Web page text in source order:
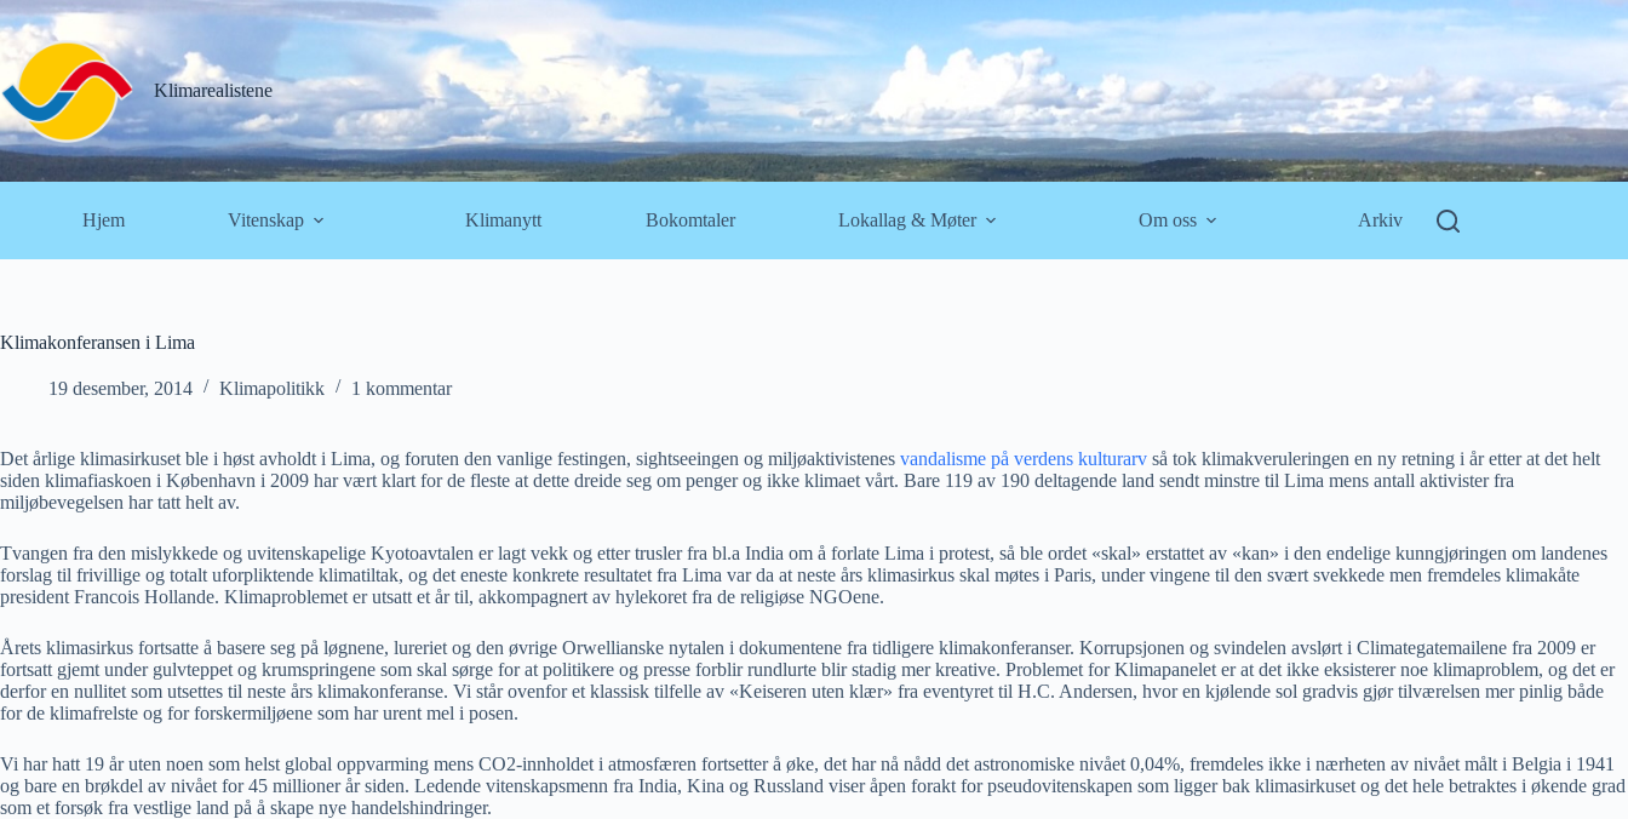
Hopp
til
innholdet
Klimarealistene
Hjem Vitenskap Klimanytt Bokomtaler Lokallag & Møter Om oss Arkiv
Klimakonferansen i Lima
19 desember, 2014 Klimapolitikk 1 kommentar
Det årlige klimasirkuset ble i høst avholdt i Lima, og foruten den vanlige festingen, sightseeingen og miljøaktivistenes vandalisme på verdens kulturarv så tok klimakveruleringen en ny retning i år etter at det helt
siden klimafiaskoen i København i 2009 har vært klart for de fleste at dette dreide seg om penger og ikke klimaet vårt. Bare 119 av 190 deltagende land sendt minstre til Lima mens antall aktivister fra
miljøbevegelsen har tatt helt av.
Tvangen fra den mislykkede og uvitenskapelige Kyotoavtalen er lagt vekk og etter trusler fra bl.a India om å forlate Lima i protest, så ble ordet «skal» erstattet av «kan» i den endelige kunngjøringen om landenes
forslag til frivillige og totalt uforpliktende klimatiltak, og det eneste konkrete resultatet fra Lima var da at neste års klimasirkus skal møtes i Paris, under vingene til den svært svekkede men fremdeles klimakåte
president Francois Hollande. Klimaproblemet er utsatt et år til, akkompagnert av hylekoret fra de religiøse NGOene.
Årets klimasirkus fortsatte å basere seg på løgnene, lureriet og den øvrige Orwellianske nytalen i dokumentene fra tidligere klimakonferanser. Korrupsjonen og svindelen avslørt i Climategatemailene fra 2009 er
fortsatt gjemt under gulvteppet og krumspringene som skal sørge for at politikere og presse forblir rundlurte blir stadig mer kreative. Problemet for Klimapanelet er at det ikke eksisterer noe klimaproblem, og det er
derfor en nullitet som utsettes til neste års klimakonferanse. Vi står ovenfor et klassisk tilfelle av «Keiseren uten klær» fra eventyret til H.C. Andersen, hvor en kjølende sol gradvis gjør tilværelsen mer pinlig både
for de klimafrelste og for forskermiljøene som har urent mel i posen.
Vi har hatt 19 år uten noen som helst global oppvarming mens CO2-innholdet i atmosfæren fortsetter å øke, det har nå nådd det astronomiske nivået 0,04%, fremdeles ikke i nærheten av nivået målt i Belgia i 1941
og bare en brøkdel av nivået for 45 millioner år siden. Ledende vitenskapsmenn fra India, Kina og Russland viser åpen forakt for pseudovitenskapen som ligger bak klimasirkuset og det hele betraktes i økende grad
som et forsøk fra vestlige land på å skape nye handelshindringer.